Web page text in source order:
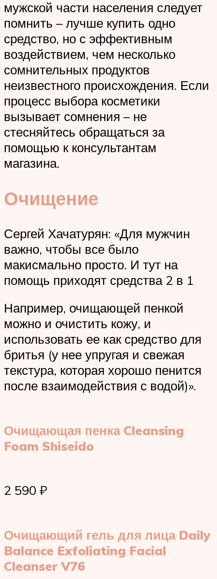
мужской части населения следует
помнить – лучше купить одно
средство, но с эффективным
воздействием, чем несколько
сомнительных продуктов
неизвестного происхождения. Если
процесс выбора косметики
вызывает сомнения – не
стесняйтесь обращаться за
помощью к консультантам
магазина.
Очищение
Сергей Хачатурян: «Для мужчин
важно, чтобы все было
макисмально просто. И тут на
помощь приходят средства 2 в 1
Например, очищающей пенкой
можно и очистить кожу, и
использовать ее как средство для
бритья (у нее упругая и свежая
текстура, которая хорошо пенится
после взаимодействия с водой)».
Очищающая пенка Cleansing
Foam Shiseido
2 590 ₽
Очищающий гель для лица Daily
Balance Exfoliating Facial
Cleanser V76